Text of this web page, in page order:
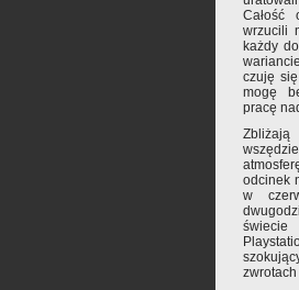
Całość
wrzucili
każdy
czuję
mogę
pracę
odcinek
w
świecie